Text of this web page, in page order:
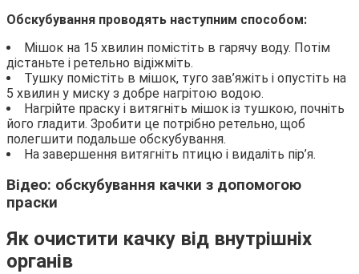
Обскубування проводять наступним способом:
Мішок на 15 хвилин помістіть в гарячу воду. Потім
дістаньте і ретельно відіжміть.
Тушку помістіть в мішок, туго зав’яжіть і опустіть на
5 хвилин у миску з добре нагрітою водою.
Нагрійте праску і витягніть мішок із тушкою, почніть
його гладити. Зробити це потрібно ретельно, щоб
полегшити подальше обскубування.
На завершення витягніть птицю і видаліть пір’я.
Відео: обскубування качки з допомогою
праски
Як очистити качку від внутрішніх
органів